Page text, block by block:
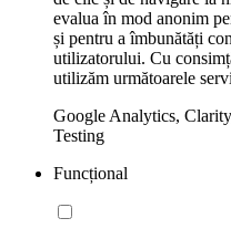
evalua în mod anonim
și pentru a îmbunătăți
utilizatorului. Cu
utilizăm următoarele
Google Analytics,
Testing
Funcțional